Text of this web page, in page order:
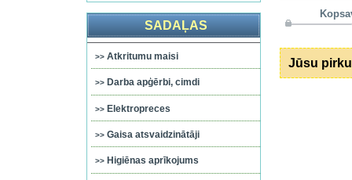
SADAĻAS
Atkritumu maisi
Darba apģērbi, cimdi
Elektropreces
Gaisa atsvaidzinātāji
Higiēnas aprīkojums
Jūsu